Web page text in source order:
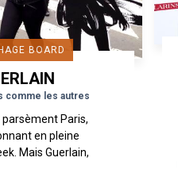
BOARD
comme les autres
parsèment Paris,
en pleine
Mais Guerlain,